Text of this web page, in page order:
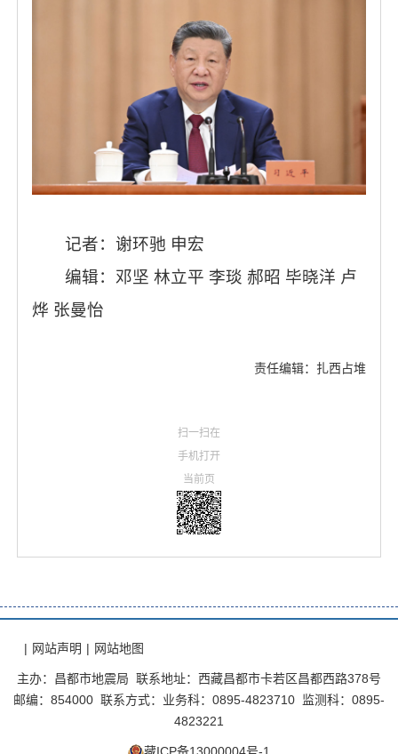
记者：谢环驰 申宏
编辑：邓坚 林立平 李琰 郝昭 毕晓洋 卢
烨 张曼怡
责任编辑：扎西占堆
扫一扫在
手机打开
当前页
| 网站声明 | 网站地图
主办：昌都市地震局 联系地址：西藏昌都市卡若区昌都西路378号
邮编：854000 联系方式：业务科：0895-4823710 监测科：0895-
4823221